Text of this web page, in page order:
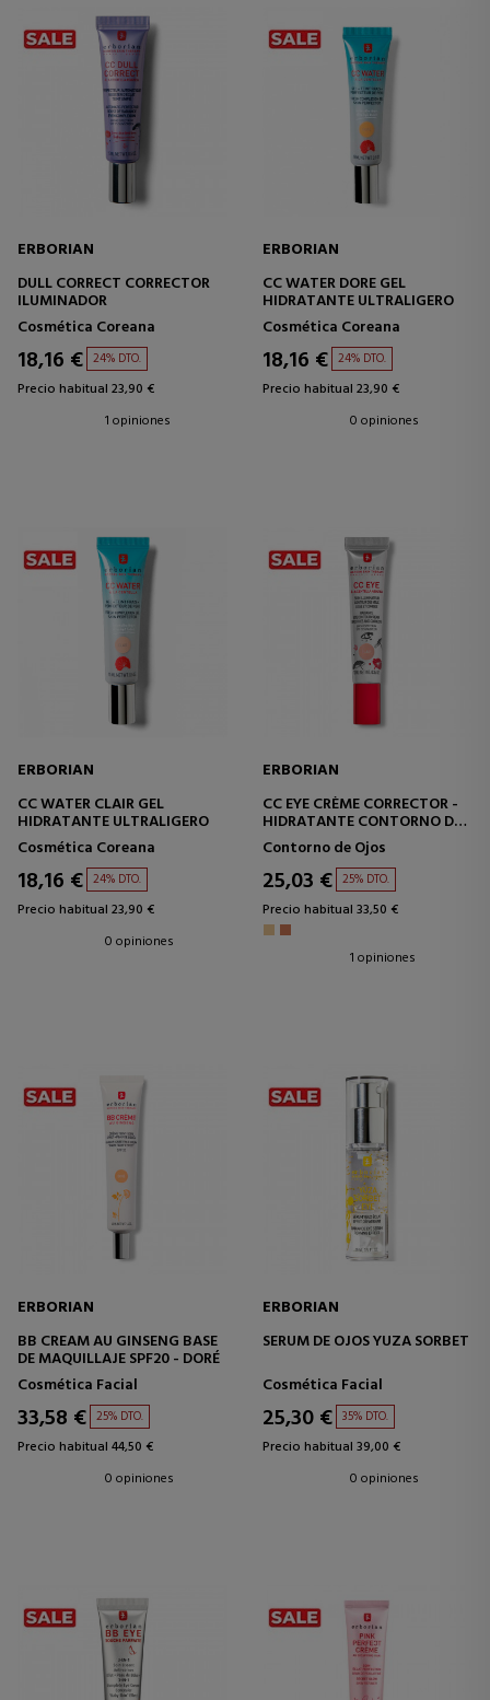
ERBORIAN
DULL CORRECT CORRECTOR
ILUMINADOR
Cosmética Coreana
18,16 € 24% DTO.
Precio habitual 23,90 €
1 opiniones
ERBORIAN
CC WATER DORE GEL
HIDRATANTE ULTRALIGERO
Cosmética Coreana
18,16 € 24% DTO.
Precio habitual 23,90 €
0 opiniones
ERBORIAN
CC WATER CLAIR GEL
HIDRATANTE ULTRALIGERO
Cosmética Coreana
18,16 € 24% DTO.
Precio habitual 23,90 €
0 opiniones
ERBORIAN
CC EYE CRÈME CORRECTOR -
HIDRATANTE CONTORNO DE
OJOS
Contorno de Ojos
25,03 € 25% DTO.
Precio habitual 33,50 €
1 opiniones
ERBORIAN
BB CREAM AU GINSENG BASE
DE MAQUILLAJE SPF20 - DORÉ
Cosmética Facial
33,58 € 25% DTO.
Precio habitual 44,50 €
0 opiniones
ERBORIAN
SERUM DE OJOS YUZA SORBET
Cosmética Facial
25,30 € 35% DTO.
Precio habitual 39,00 €
0 opiniones